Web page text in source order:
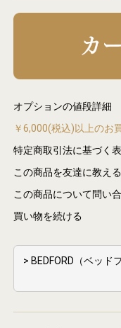
オプションの値段詳細
￥6,000(税込)以上のお
特定商取引法に基づく
この商品を友達に教える
この商品について問い
買い物を続ける
> BEDFORD（ベッ